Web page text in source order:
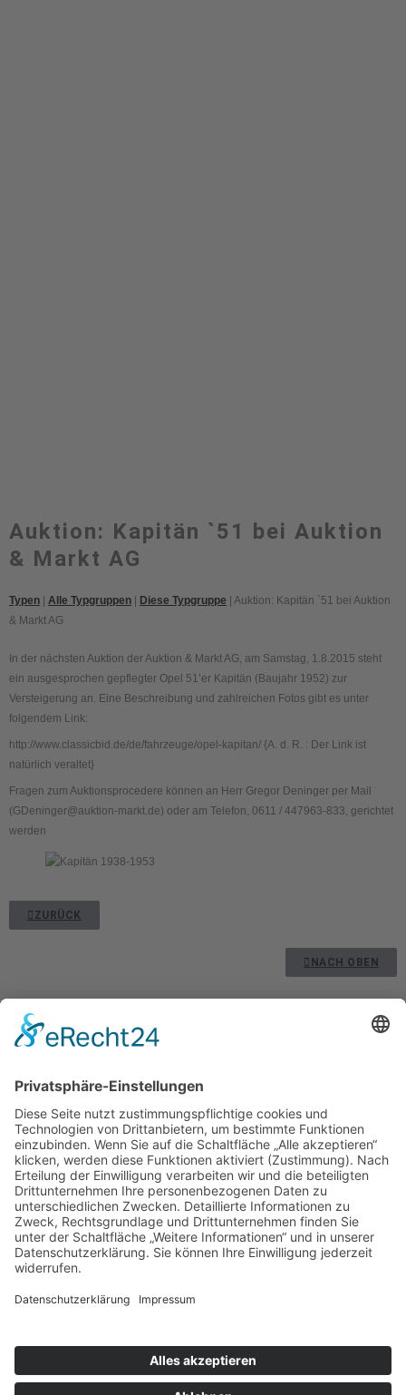
Auktion: Kapitän `51 bei Auktion
& Markt AG
Typen Alle Typgruppen Diese Typgruppe | Auktion: Kapitän `51 bei Auktion
& Markt AG
In der nächsten Auktion der Auktion & Markt AG, am Samstag, 1.8.2015 steht
ein ausgesprochen gepflegter Opel 51’er Kapitän (Baujahr 1952) zur
Versteigerung an. Eine Beschreibung und zahlreichen Fotos gibt es unter
folgendem Link:
http://www.classicbid.de/de/fahrzeuge/opel-kapitan/ {A. d. R. : Der Link ist
natürlich veraltet}
Fragen zum Auktionsprocedere können an Herr Gregor Deninger per Mail
(GDeninger@auktion-markt.de) oder am Telefon, 0611 / 447963-833, gerichtet
werden
ZURÜCK
NACH OBEN
Kontakt
Mitgliederbereich
Umsetzung: DOUBLE-A-DESIGN
Suche